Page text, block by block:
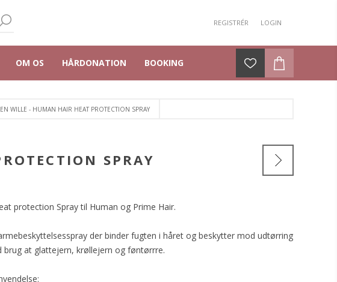
REGISTRÉR LOGIN
OM OS HÅRDONATION BOOKING
WILLE - HUMAN HAIR HEAT PROTECTION SPRAY
SPRAY
protection Spray til Human og Prime Hair.
der binder fugten i håret og beskytter mod udtørring
brug at glattejern, krøllejern og føntørrre.